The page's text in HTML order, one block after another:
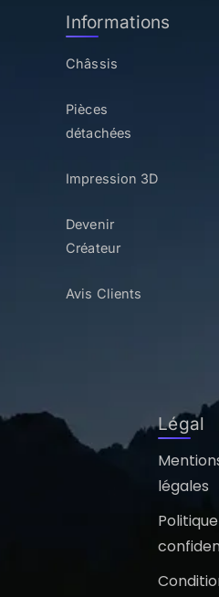
Informations
Châssis
Pièces
détachées
Impression 3D
Devenir
Créateur
Avis Clients
Légal
légales